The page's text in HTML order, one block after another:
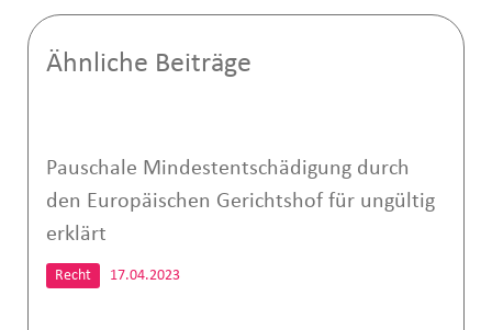
Ähnliche Beiträge
Pauschale Mindestentschädigung durch
den Europäischen Gerichtshof für ungültig
erklärt
Recht 17.04.2023